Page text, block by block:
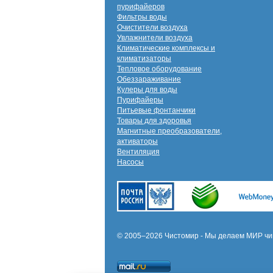
пурифайеров
Фильтры воды
Очистители воздуха
Увлажнители воздуха
Климатические комплексы и
климатизаторы
Тепловое оборудование
Обеззараживание
Кулеры для воды
Пурифайеры
Питьевые фонтанчики
Товары для здоровья
Магнитные преобразователи,
активаторы
Вентиляция
Насосы
© 2005–2026 Чистомир - Мы делаем МИР